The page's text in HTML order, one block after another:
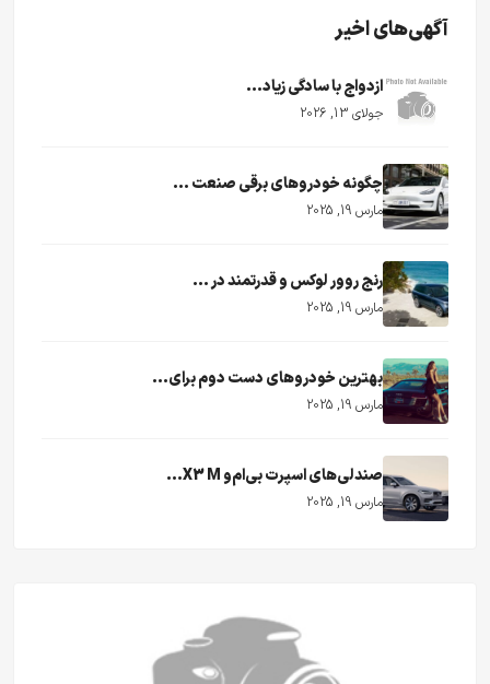
آگهی‌های اخیر
ازدواج با سادگی زیاد...
جولای 13, 2026
چگونه خودروهای برقی صنعت ...
مارس 19, 2025
رنج روور لوکس و قدرتمند در ...
مارس 19, 2025
بهترین خودروهای دست دوم برای...
مارس 19, 2025
صندلی‌های اسپرت بی‌ام‌و X3 M...
مارس 19, 2025